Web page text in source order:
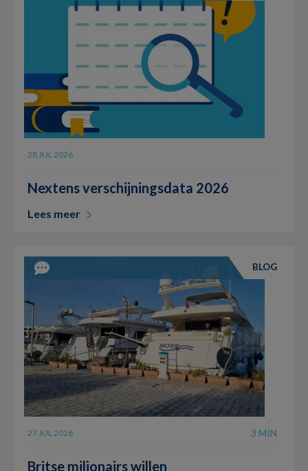
28 JUL 2026
Nextens verschijningsdata 2026
Lees meer
BLOG
27 JUL 2026 3 MIN
Britse miljonairs willen